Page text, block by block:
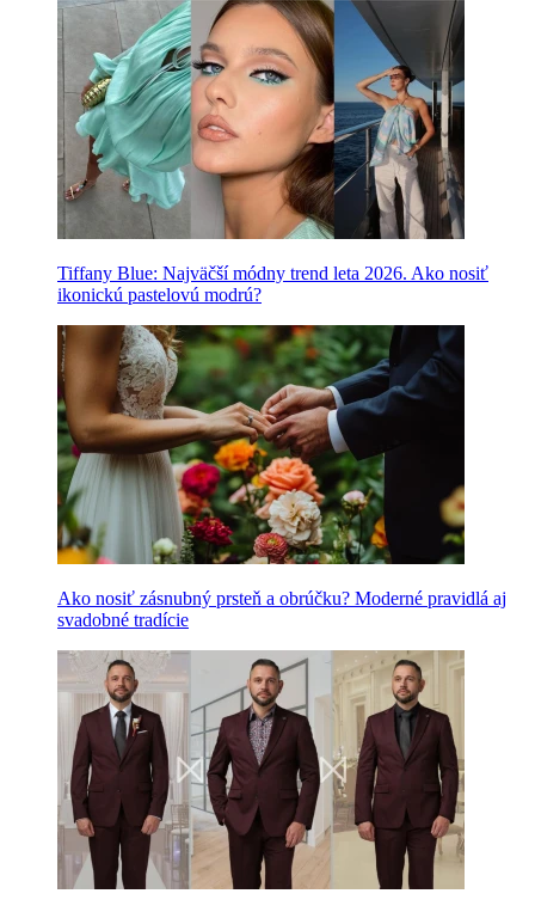
Tiffany Blue: Najväčší módny trend leta 2026. Ako nosiť
ikonickú pastelovú modrú?
Ako nosiť zásnubný prsteň a obrúčku? Moderné pravidlá aj
svadobné tradície